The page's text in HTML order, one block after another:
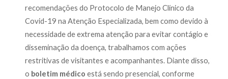
recomendações do Protocolo de Manejo Clínico da
Covid-19 na Atenção Especializada, bem como devido à
necessidade de extrema atenção para evitar contágio e
disseminação da doença, trabalhamos com ações
restritivas de visitantes e acompanhantes. Diante disso,
o boletim médico está sendo presencial, conforme